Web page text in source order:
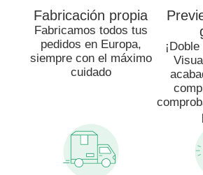
Fabricación propia
Fabricamos todos tus
pedidos en Europa,
siempre con el máximo
cuidado